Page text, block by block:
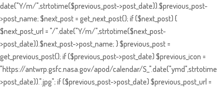
date("Y/m/",strtotime($previous_post->post_date)).$previous_post-
>post_name; $next_post = get_next_post(); if ($next_post) {
$next_post_url = "/".date("Y/m/",strtotime($next_post-
>post_date)).$next_post->post_name; } $previous_post =
get_previous_post(); if ($previous_post->post_date) $previous_icon =
"https://antwrp.gsfc.nasa.gov/apod/calendar/
>post_date)).".jpg"; if ($previous_post->post_date) $previous_post_url =